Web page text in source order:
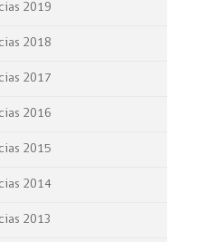
2019
2018
2017
2016
2015
2014
2013